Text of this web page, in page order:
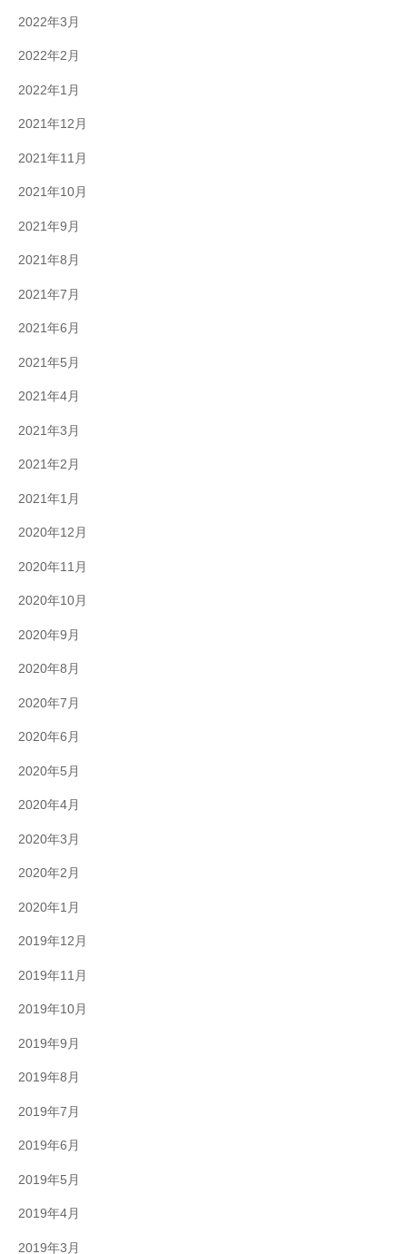
2022年3月
2022年2月
2022年1月
2021年12月
2021年11月
2021年10月
2021年9月
2021年8月
2021年7月
2021年6月
2021年5月
2021年4月
2021年3月
2021年2月
2021年1月
2020年12月
2020年11月
2020年10月
2020年9月
2020年8月
2020年7月
2020年6月
2020年5月
2020年4月
2020年3月
2020年2月
2020年1月
2019年12月
2019年11月
2019年10月
2019年9月
2019年8月
2019年7月
2019年6月
2019年5月
2019年4月
2019年3月